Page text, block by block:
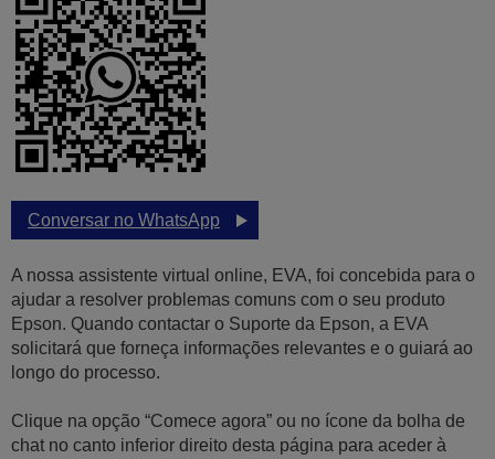
Conversar no WhatsApp
A nossa assistente virtual online, EVA, foi concebida para o
ajudar a resolver problemas comuns com o seu produto
Epson. Quando contactar o Suporte da Epson, a EVA
solicitará que forneça informações relevantes e o guiará ao
longo do processo.
Clique na opção “Comece agora” ou no ícone da bolha de
chat no canto inferior direito desta página para aceder à